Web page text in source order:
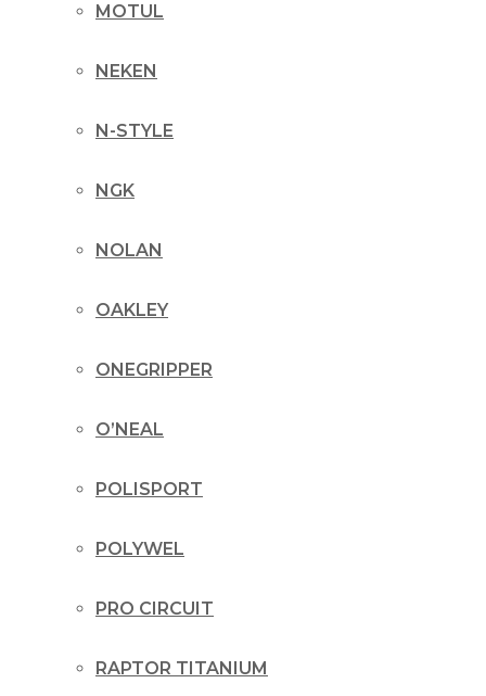
MOTUL
NEKEN
N-STYLE
NGK
NOLAN
OAKLEY
ONEGRIPPER
O’NEAL
POLISPORT
POLYWEL
PRO CIRCUIT
RAPTOR TITANIUM